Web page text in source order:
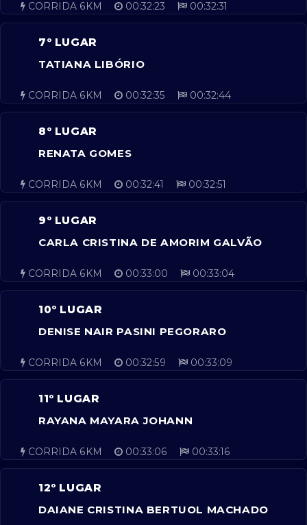
CORRIDA 6KM 00:32:23 00:32:31
7º LUGAR
TATIANA LIBÓRIO
CORRIDA 6KM 00:32:35 00:32:44
8º LUGAR
RENATA GOMES
CORRIDA 6KM 00:32:41 00:32:51
9º LUGAR
CARLA CRISTINA DE AMORIM GALVÃO
CORRIDA 6KM 00:33:00 00:33:04
10º LUGAR
DENISE NAIR PASINI PEGORARO
CORRIDA 6KM 00:32:59 00:33:09
11º LUGAR
RAYANA MAYARA JOHANN
CORRIDA 6KM 00:33:06 00:33:16
12º LUGAR
DAIANE CRISTINA BERTUOL MACHADO